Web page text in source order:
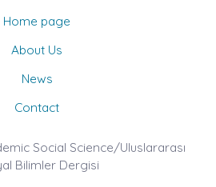
Home page
About Us
News
Contact
Social Science/Uluslararası
Bilimler Dergisi